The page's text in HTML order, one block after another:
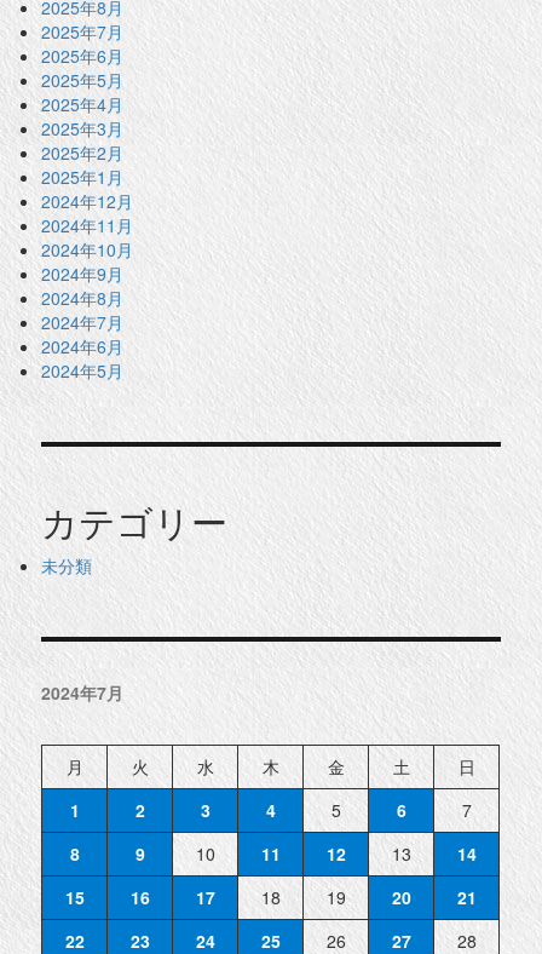
2025年8月
2025年7月
2025年6月
2025年5月
2025年4月
2025年3月
2025年2月
2025年1月
2024年12月
2024年11月
2024年10月
2024年9月
2024年8月
2024年7月
2024年6月
2024年5月
カテゴリー
未分類
2024年7月
月 火 水 木 金 土
日
1
2 3 4 5 6
7
8
9 10 11 12 13
14
15
16 17 18 19 20
21
22
23 24 25 26 27
28